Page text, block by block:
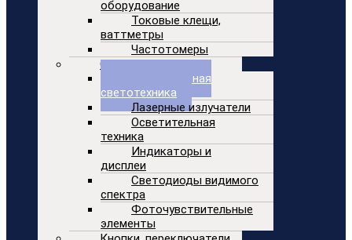
оборудование
Токовые клещи,
ваттметры
Частотомеры
Оптоэлектроника
Декоративная
светотехника
Лазерные излучатели
Осветительная
техника
Индикаторы и
дисплеи
Светодиоды видимого
спектра
Фоточувствительные
элементы